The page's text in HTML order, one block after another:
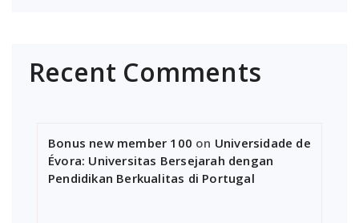
Recent Comments
Bonus new member 100 on Universidade de
Évora: Universitas Bersejarah dengan
Pendidikan Berkualitas di Portugal